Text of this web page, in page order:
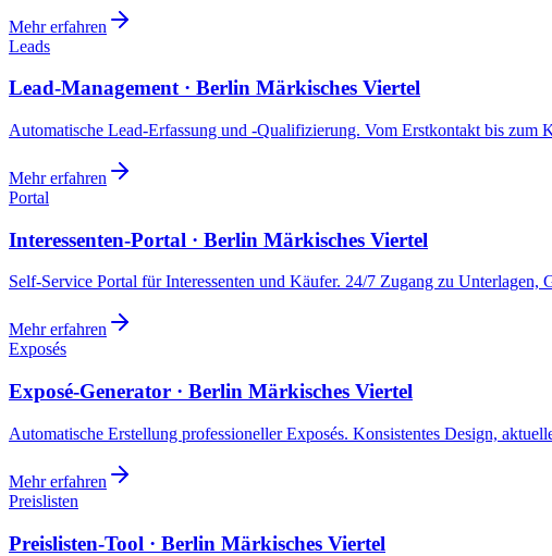
Mehr erfahren
Leads
Lead-Management · Berlin Märkisches Viertel
Automatische Lead-Erfassung und -Qualifizierung. Vom Erstkontakt bis zum
Mehr erfahren
Portal
Interessenten-Portal · Berlin Märkisches Viertel
Self-Service Portal für Interessenten und Käufer. 24/7 Zugang zu Unterlagen,
Mehr erfahren
Exposés
Exposé-Generator · Berlin Märkisches Viertel
Automatische Erstellung professioneller Exposés. Konsistentes Design,
Mehr erfahren
Preislisten
Preislisten-Tool · Berlin Märkisches Viertel